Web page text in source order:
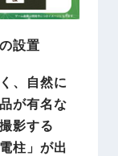
設置
、自然に
が有名な
影する
柱」が出